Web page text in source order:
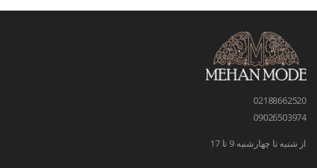
02188662520
09026503974
از شنبه تا چهارشنبه 9 تا 17